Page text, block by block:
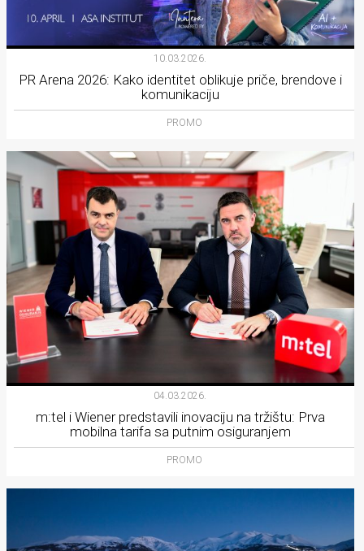
10.03.2026.
PR Arena 2026: Kako identitet oblikuje priče, brendove i
komunikaciju
PROMO
04.03.2026.
m:tel i Wiener predstavili inovaciju na tržištu: Prva
mobilna tarifa sa putnim osiguranjem
PROMO